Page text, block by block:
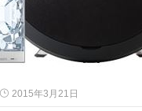
2015年3月21日